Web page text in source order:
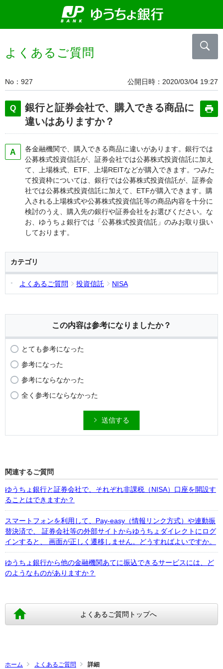
よくあるご質問
No 927 公開日時 2020/03/04 19:27
銀行と証券会社で、購入できる商品に
違いはありますか？
各金融機関で、購入できる商品に違いがあります。銀行では
公募株式投資信託が、証券会社では公募株式投資信託に加え
て、上場株式、ETF、上場REITなどが購入できます。つみた
て投資枠については、銀行では公募株式投資信託が、証券会
社では公募株式投資信託に加えて、ETFが購入できます。購
入される上場株式や公募株式投資信託等の商品内容を十分に
検討のうえ、購入先の銀行や証券会社をお選びください。な
お、ゆうちょ銀行では「公募株式投資信託」のみお取り扱い
しております。
カテゴリ
よくあるご質問 投資信託 NISA
この内容は参考になりましたか？
とても参考になった
参考になった
参考にならなかった
全く参考にならなかった
送信する
関連するご質問
ゆうちょ銀行と証券会社で、それぞれ非課税（NISA）口座を開設す
ることはできますか？
スマートフォンを利用して、Pay-easy（情報リンク方式）や連動振
替決済で、 証券会社等の外部サイトからゆうちょダイレクトにログ
インすると、 画面が正しく遷移しません。どうすればよいですか。
ゆうちょ銀行から他の金融機関あてに振込できるサービスには、ど
のようなものがありますか？
よくあるご質問トップへ
ホーム よくあるご質問 詳細